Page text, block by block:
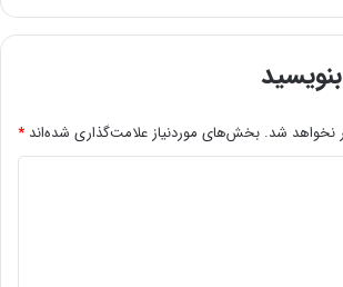
نخواهد شد. بخش‌های موردنیاز علامت‌گذاری شده‌اند *